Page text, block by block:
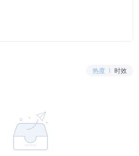
热度 时效